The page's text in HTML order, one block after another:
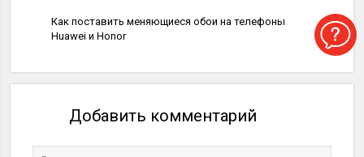
Как поставить меняющиеся обои на телефоны
Huawei и Honor
Добавить комментарий